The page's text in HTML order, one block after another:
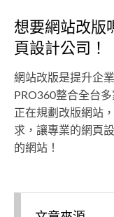
想要網站改版
頁設計公司！
網站改版是提升企
PRO360整合全台
正在規劃改版網站
求，讓專業的網頁
的網站！